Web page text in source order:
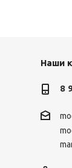
Наши
8